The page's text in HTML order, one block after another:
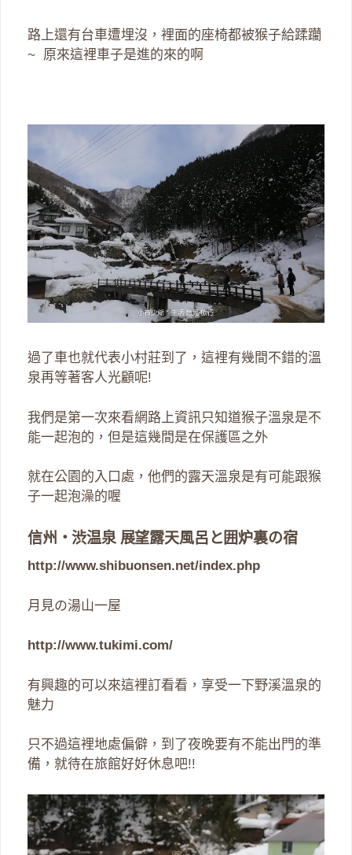
路上還有台車遭埋沒，裡面的座椅都被猴子給蹂躪
~ 原來這裡車子是進的來的啊
過了車也就代表小村莊到了，這裡有幾間不錯的溫
泉再等著客人光顧呢!
我們是第一次來看網路上資訊只知道猴子溫泉是不
能一起泡的，但是這幾間是在保護區之外
就在公園的入口處，他們的露天溫泉是有可能跟猴
子一起泡澡的喔
信州・渋温泉 展望露天風呂と囲炉裏の宿
http://www.shibuonsen.net/index.php
月見の湯山一屋
http://www.tukimi.com/
有興趣的可以來這裡訂看看，享受一下野溪溫泉的
魅力
只不過這裡地處偏僻，到了夜晚要有不能出門的準
備，就待在旅館好好休息吧!!